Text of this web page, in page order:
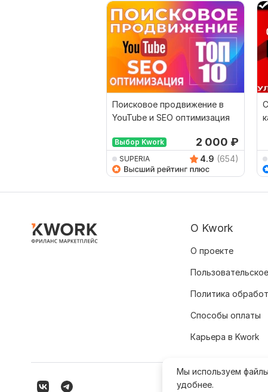
Поисковое продвижение в
YouTube и SEO оптимизация
Выбор Kwork 2 000 ₽
SUPERIA 4.9 (654)
Мы используем файлы
удобнее.
О Kwork
О проекте
Политика
Способы оплаты
Карьера в Kwork